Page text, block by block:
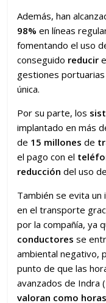
Además, han
98% en líneas
fomentando el uso
conseguido reducir
gestiones
única.
Por su parte, los
implantado en más
de 15 millonesde
el pago con el
reducción del uso de
También se evita
en el transporte
por la compañía, ya
conductores se
ambiental negativo,
punto de que las
avanzados de Indra
valoran como